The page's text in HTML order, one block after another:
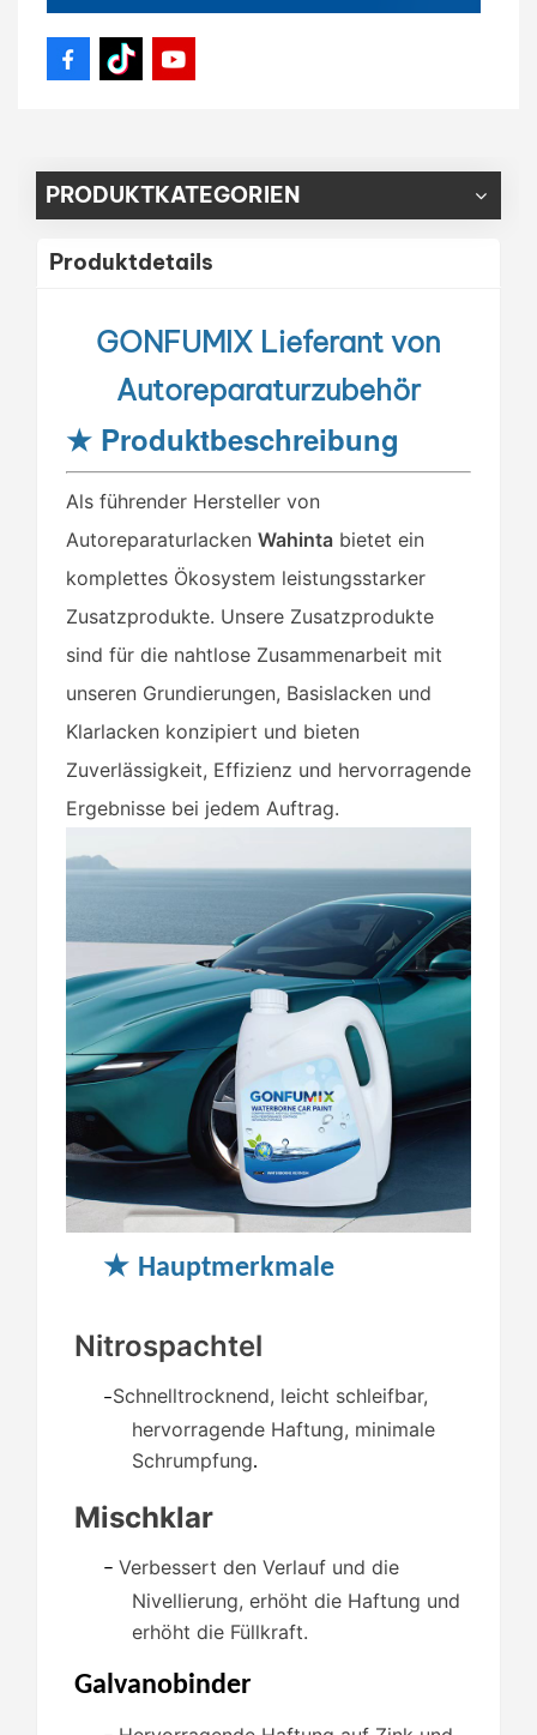
PRODUKTKATEGORIEN
Produktdetails
GONFUMIX Lieferant von
Autoreparaturzubehör
★ Produktbeschreibung
Als führender Hersteller von
Autoreparaturlacken Wahinta bietet ein
komplettes Ökosystem leistungsstarker
Zusatzprodukte. Unsere Zusatzprodukte
sind für die nahtlose Zusammenarbeit mit
unseren Grundierungen, Basislacken und
Klarlacken konzipiert und bieten
Zuverlässigkeit, Effizienz und hervorragende
Ergebnisse bei jedem Auftrag.
★ Hauptmerkmale
Nitrospachtel
–Schnelltrocknend, leicht schleifbar,
hervorragende Haftung, minimale
Schrumpfung.
Mischklar
– Verbessert den Verlauf und die
Nivellierung, erhöht die Haftung und
erhöht die Füllkraft.
Galvanobinder